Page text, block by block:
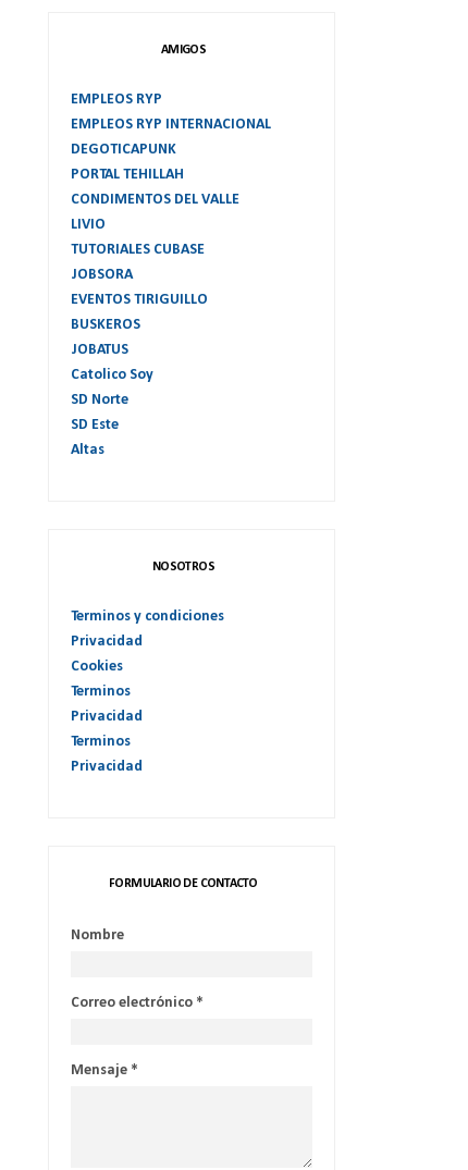
AMIGOS
EMPLEOS RYP
EMPLEOS RYP INTERNACIONAL
DEGOTICAPUNK
PORTAL TEHILLAH
CONDIMENTOS DEL VALLE
LIVIO
TUTORIALES CUBASE
JOBSORA
EVENTOS TIRIGUILLO
BUSKEROS
JOBATUS
Catolico Soy
SD Norte
SD Este
Altas
NOSOTROS
Terminos y condiciones
Privacidad
Cookies
Terminos
Privacidad
Terminos
Privacidad
FORMULARIO DE CONTACTO
Nombre
Correo electrónico *
Mensaje *